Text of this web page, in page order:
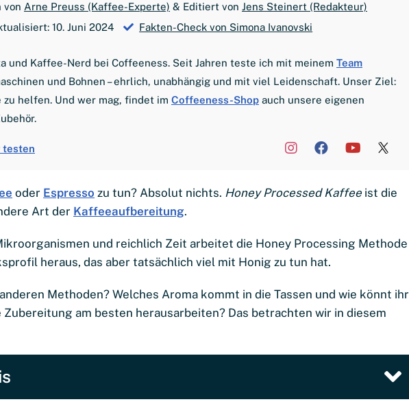
von Arne Preuss (Kaffee-Experte) & Editiert von Jens Steinert (Redakteur)
10. Juni 2024
Fakten-Check von Simona Ivanovski
und Kaffee-Nerd bei Coffeeness. Seit Jahren teste ich mit meinem Team
und Bohnen – ehrlich, unabhängig und mit viel Leidenschaft. Unser Ziel:
helfen. Und wer mag, findet im Coffeeness-Shop auch unsere eigenen
testen
oder Espresso zu tun? Absolut nichts. Honey Processed Kaffee ist die
Art der Kaffeeaufbereitung.
und reichlich Zeit arbeitet die Honey Processing Methode
heraus, das aber tatsächlich viel mit Honig zu tun hat.
Methoden? Welches Aroma kommt in die Tassen und wie könnt ihr
Zubereitung am besten herausarbeiten? Das betrachten wir in diesem